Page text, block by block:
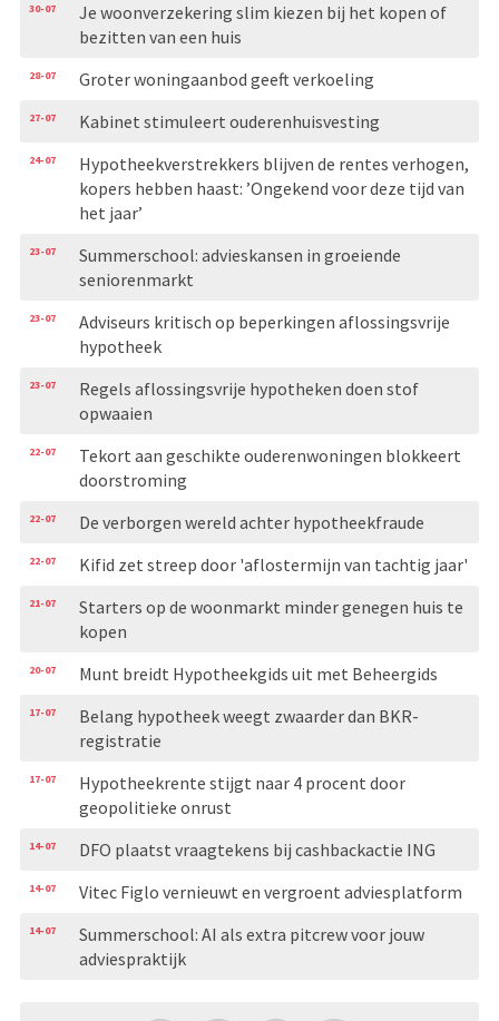
30-07
Je woonverzekering slim kiezen bij het kopen of
bezitten van een huis
28-07 Groter woningaanbod geeft verkoeling
27-07 Kabinet stimuleert ouderenhuisvesting
24-07
Hypotheekverstrekkers blijven de rentes verhogen,
kopers hebben haast: ’Ongekend voor deze tijd van
het jaar’
23-07
Summerschool: advieskansen in groeiende
seniorenmarkt
23-07
Adviseurs kritisch op beperkingen aflossingsvrije
hypotheek
23-07
Regels aflossingsvrije hypotheken doen stof
opwaaien
22-07
Tekort aan geschikte ouderenwoningen blokkeert
doorstroming
22-07 De verborgen wereld achter hypotheekfraude
22-07 Kifid zet streep door 'aflostermijn van tachtig jaar'
21-07
Starters op de woonmarkt minder genegen huis te
kopen
20-07 Munt breidt Hypotheekgids uit met Beheergids
17-07
Belang hypotheek weegt zwaarder dan BKR-
registratie
17-07
Hypotheekrente stijgt naar 4 procent door
geopolitieke onrust
14-07 DFO plaatst vraagtekens bij cashbackactie ING
14-07 Vitec Figlo vernieuwt en vergroent adviesplatform
14-07
Summerschool: AI als extra pitcrew voor jouw
adviespraktijk